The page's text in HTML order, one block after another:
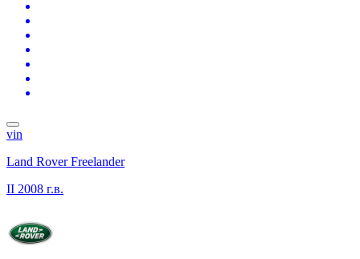
vin
Land Rover Freelander
II 2008 г.в.